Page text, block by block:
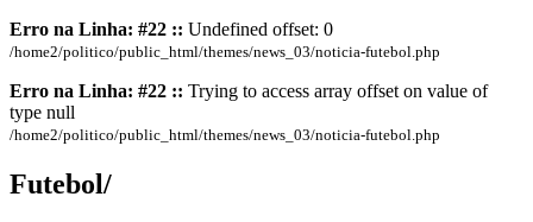
Erro na Linha: #22 :: Undefined offset: 0
/home2/politico/public_html/themes/news_03/noticia-futebol.php
Erro na Linha: #22 :: Trying to access array offset on value of
type null
/home2/politico/public_html/themes/news_03/noticia-futebol.php
Futebol/